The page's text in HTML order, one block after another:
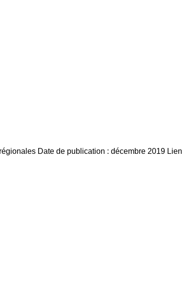
Date de publication : décembre 2019 Lien